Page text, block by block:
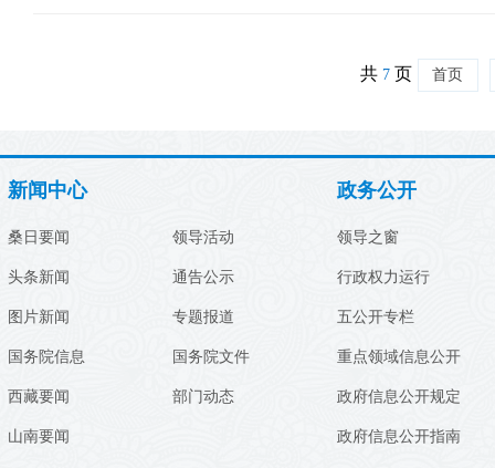
共 7 页 首页
新闻中心
桑日要闻
头条新闻
图片新闻
国务院信息
西藏要闻
山南要闻
领导活动
通告公示
专题报道
国务院文件
部门动态
政务公开
领导之窗
行政权力运行
五公开专栏
重点领域信息公开
政府信息公开规定
政府信息公开指南